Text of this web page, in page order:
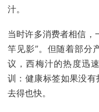
汁。
当时许多消费者相信，
竿见影”。但随着部分
议，西梅汁的热度迅
训：健康标签如果没
去得也快。